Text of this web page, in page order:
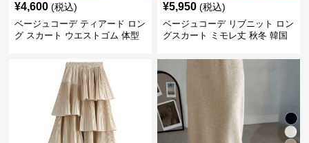
¥4,600 (税込)
ベージュコーデ ティアード ロン
グ スカート ウエストゴム 体型
¥5,950 (税込)
ベージュコーデ リブニット ロン
グスカート ミモレ丈 秋冬 韓国